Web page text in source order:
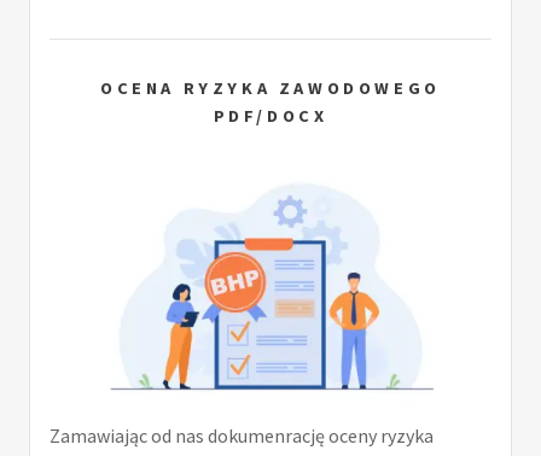
OCENA RYZYKA ZAWODOWEGO
PDF/DOCX
Zamawiając od nas dokumenrację oceny ryzyka